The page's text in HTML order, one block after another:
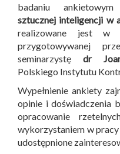
badaniu
sztucznej inteligencji w
realizowane jest w
przygotowywanej
seminarzystę dr
Polskiego Instytutu
Wypełnienie ankiety
opinie i doświadczenia
opracowanie
wykorzystaniem w
udostępnione